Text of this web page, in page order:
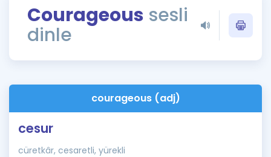
ÖSYM Sınav Takvimi
Kampanyalar
İngilizce Gramer
Courageous sesli
dinle
courageous (adj)
cesur
cüretkâr, cesaretli, yürekli